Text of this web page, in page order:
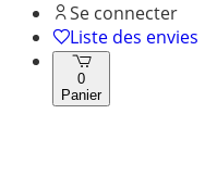
Se connecter
Liste des envies
0
Panier